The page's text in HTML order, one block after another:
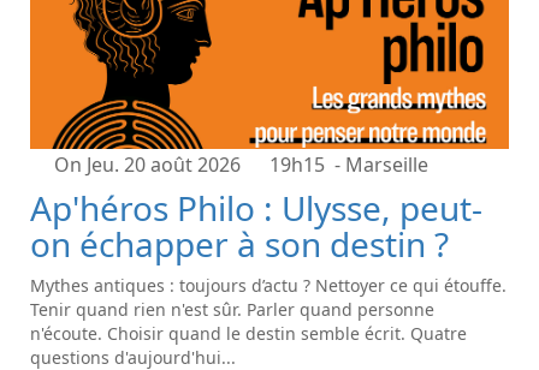
On Jeu. 20 août 2026 19h15 - Marseille
Ap'héros Philo : Ulysse, peut-
on échapper à son destin ?
Mythes antiques : toujours d’actu ? Nettoyer ce qui étouffe.
Tenir quand rien n'est sûr. Parler quand personne
n'écoute. Choisir quand le destin semble écrit. Quatre
questions d'aujourd'hui...